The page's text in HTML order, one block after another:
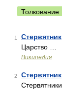
Толкование
1 Стервятник
Царство …
Википедия
2 Стервятник